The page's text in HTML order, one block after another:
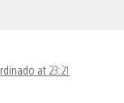
at 23:21